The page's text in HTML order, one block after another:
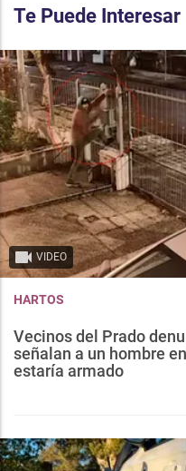
Te Puede Interesar
VIDEO
HARTOS
Vecinos del Prado
señalan a un hombre
estaría armado